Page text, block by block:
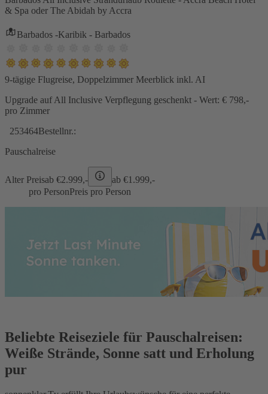
& Spa oder The Abidah by Accra
Barbados -Karibik - Barbados
9-tägige Flugreise, Doppelzimmer Meerblick inkl. AI
Upgrade auf All Inclusive Verpflegung geschenkt - Wert: € 798,-
pro Zimmer
253464Bestellnr.:
Pauschalreise
Alter Preisab €2.999,- ab €1.999,-
pro PersonPreis pro Person
Beliebte Reiseziele für Pauschalreisen:
Weiße Strände, Sonne satt und Erholung
pur